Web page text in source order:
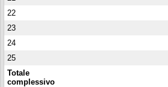
22
23
24
25
Totale
complessivo